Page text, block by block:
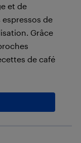
et de
de
Grâce
de café